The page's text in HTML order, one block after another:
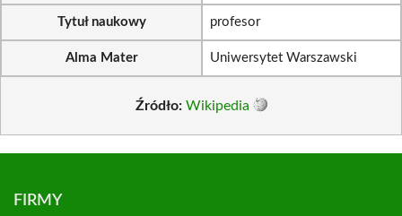
Tytuł naukowy profesor
Alma Mater Uniwersytet Warszawski
Źródło: Wikipedia
FIRMY